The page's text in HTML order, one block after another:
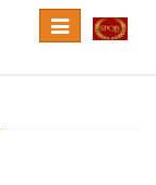
Toggle
language
Toggle
navigation